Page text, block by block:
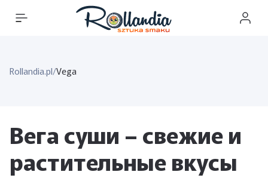
Rollandia.pl/Vega
Вега суши – свежие и
растительные вкусы